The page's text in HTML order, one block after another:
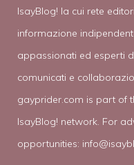
IsayBlog! la cui rete
informazione
appassionati ed esperti
comunicati e
gayprider.com is part of
IsayBlog! network. For
opportunities: